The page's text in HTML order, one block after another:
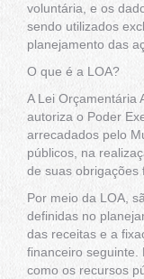
voluntária, e os
sendo utilizados
planejamento das
O que é a LOA?
A Lei Orçamentária
autoriza o Poder
arrecadados pelo
públicos, na
de suas obrigações
Por meio da LOA,
definidas no
das receitas e a
financeiro seguinte.
como os recursos